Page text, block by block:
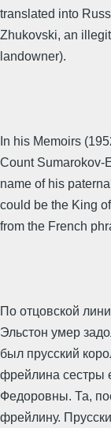
translated into
Zhukovski, an
landowner).
In his Memoirs
Count Sumarokov-
name of his
could be the King
from the French
По отцовской
Эльстон умер
был прусский
фрейлина сестры
Федоровны. Та,
фрейлину.